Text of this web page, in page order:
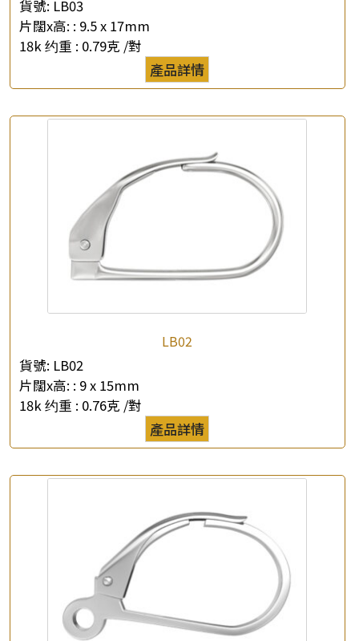
公司名稱
查詢以下產品
貨號: LB03
片闊x高: : 9.5 x 17mm
18k 约重 : 0.79克 /對
產品詳情
LB02
貨號: LB02
片闊x高: : 9 x 15mm
18k 约重 : 0.76克 /對
產品詳情